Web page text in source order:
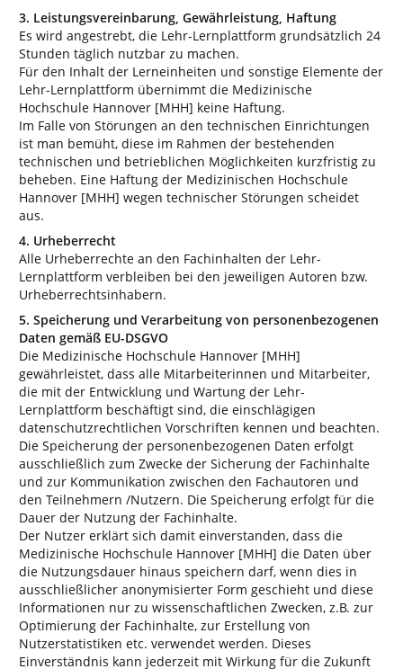
3. Leistungsvereinbarung, Gewährleistung, Haftung
Es wird angestrebt, die Lehr-Lernplattform grundsätzlich 24
Stunden täglich nutzbar zu machen.
Für den Inhalt der Lerneinheiten und sonstige Elemente der
Lehr-Lernplattform übernimmt die Medizinische
Hochschule Hannover [MHH] keine Haftung.
Im Falle von Störungen an den technischen Einrichtungen
ist man bemüht, diese im Rahmen der bestehenden
technischen und betrieblichen Möglichkeiten kurzfristig zu
beheben. Eine Haftung der Medizinischen Hochschule
Hannover [MHH] wegen technischer Störungen scheidet
aus.
4. Urheberrecht
Alle Urheberrechte an den Fachinhalten der Lehr-
Lernplattform verbleiben bei den jeweiligen Autoren bzw.
Urheberrechtsinhabern.
5. Speicherung und Verarbeitung von personenbezogenen
Daten gemäß EU-DSGVO
Die Medizinische Hochschule Hannover [MHH]
gewährleistet, dass alle Mitarbeiterinnen und Mitarbeiter,
die mit der Entwicklung und Wartung der Lehr-
Lernplattform beschäftigt sind, die einschlägigen
datenschutzrechtlichen Vorschriften kennen und beachten.
Die Speicherung der personenbezogenen Daten erfolgt
ausschließlich zum Zwecke der Sicherung der Fachinhalte
und zur Kommunikation zwischen den Fachautoren und
den Teilnehmern /Nutzern. Die Speicherung erfolgt für die
Dauer der Nutzung der Fachinhalte.
Der Nutzer erklärt sich damit einverstanden, dass die
Medizinische Hochschule Hannover [MHH] die Daten über
die Nutzungsdauer hinaus speichern darf, wenn dies in
ausschließlicher anonymisierter Form geschieht und diese
Informationen nur zu wissenschaftlichen Zwecken, z.B. zur
Optimierung der Fachinhalte, zur Erstellung von
Nutzerstatistiken etc. verwendet werden. Dieses
Einverständnis kann jederzeit mit Wirkung für die Zukunft